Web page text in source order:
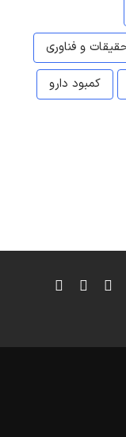
و فناوری
کمبود دارو